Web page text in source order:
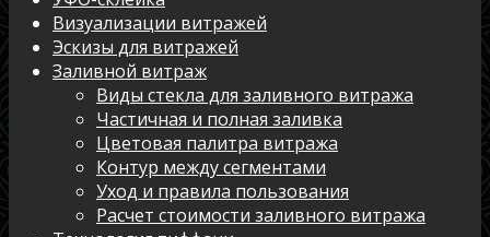
Визуализации витражей
Эскизы для витражей
Заливной витраж
Виды стекла для заливного витража
Частичная и полная заливка
Цветовая палитра витража
Контур между сегментами
Уход и правила пользования
Расчет стоимости заливного витража